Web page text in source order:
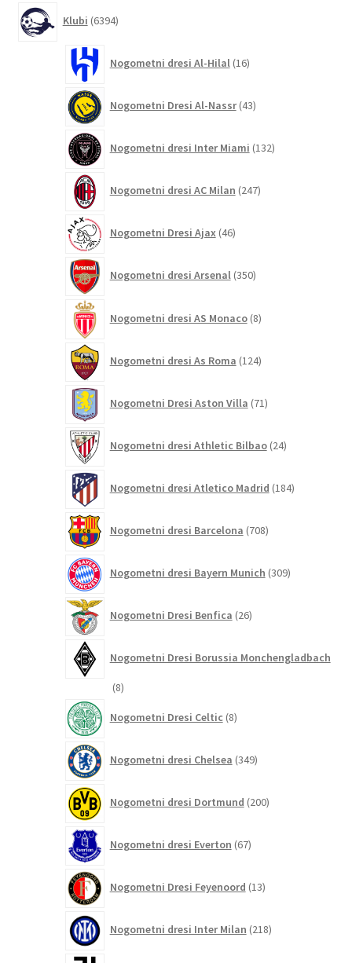
Klubi 6394izdelkov
Nogometni dresi Al-Hilal 16izdelkov
Nogometni Dresi Al-Nassr 43izdelkov
Nogometni dresi Inter Miami 132izdelkov
Nogometni dresi AC Milan 247izdelkov
Nogometni Dresi Ajax 46izdelkov
Nogometni dresi Arsenal 350izdelkov
Nogometni dresi AS Monaco 8izdelkov
Nogometni dresi As Roma 124izdelkov
Nogometni Dresi Aston Villa 71izdelkov
Nogometni dresi Athletic Bilbao 24izdelkov
Nogometni dresi Atletico Madrid 184izdelkov
Nogometni dresi Barcelona 708izdelkov
Nogometni dresi Bayern Munich 309izdelkov
Nogometni Dresi Benfica 26izdelkov
Nogometni Dresi Borussia Monchengladbach
88
Nogometni Dresi Celtic 8izdelkov
Nogometni dresi Chelsea 349izdelkov
Nogometni dresi Dortmund 200izdelkov
Nogometni dresi Everton 67izdelkov
Nogometni Dresi Feyenoord 13izdelkov
Nogometni dresi Inter Milan 218izdelkov